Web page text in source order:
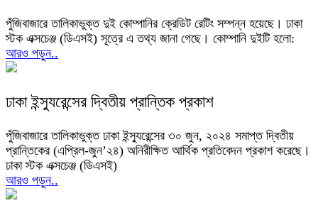
পুঁজিবাজারে তালিকাভুক্ত দুই কোম্পানির ক্রেডিট রেটিং সম্পন্ন হয়েছে। ঢাকা
স্টক এক্সচেঞ্জ (ডিএসই) সূত্রে এ তথ্য জানা গেছে। কোম্পানি দুইটি হলো:
আরও পড়ুন..
ঢাকা ইন্স্যুরেন্সের দ্বিতীয় প্রান্তিক প্রকাশ
পুঁজিবাজারে তালিকাভুক্ত ঢাকা ইন্স্যুরেন্সের ৩০ জুন, ২০২৪ সমাপ্ত দ্বিতীয়
প্রান্তিকের (এপ্রিল-জুন’২৪) অনিরীক্ষিত আর্থিক প্রতিবেদন প্রকাশ করেছে।
ঢাকা স্টক এক্সচেঞ্জ (ডিএসই)
আরও পড়ুন..